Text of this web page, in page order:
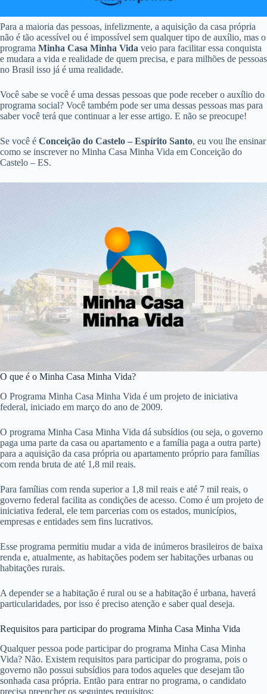
Para a maioria das pessoas, infelizmente, a aquisição da casa própria
não é tão acessível ou é impossível sem qualquer tipo de auxílio, mas o
programa Minha Casa Minha Vida veio para facilitar essa conquista
e mudara a vida e realidade de quem precisa, e para milhões de pessoas
no Brasil isso já é uma realidade.
Você sabe se você é uma dessas pessoas que pode receber o auxílio do
programa social? Você também pode ser uma dessas pessoas mas para
saber você terá que continuar a ler esse artigo. E não se preocupe!
Se você é Conceição do Castelo – Espírito Santo, eu vou lhe ensinar
como se inscrever no Minha Casa Minha Vida em Conceição do
Castelo – ES.
O que é o Minha Casa Minha Vida?
O Programa Minha Casa Minha Vida é um projeto de iniciativa
federal, iniciado em março do ano de 2009.
O programa Minha Casa Minha Vida dá subsídios (ou seja, o governo
paga uma parte da casa ou apartamento e a família paga a outra parte)
para a aquisição da casa própria ou apartamento próprio para famílias
com renda bruta de até 1,8 mil reais.
Para famílias com renda superior a 1,8 mil reais e até 7 mil reais, o
governo federal facilita as condições de acesso. Como é um projeto de
iniciativa federal, ele tem parcerias com os estados, municípios,
empresas e entidades sem fins lucrativos.
Esse programa permitiu mudar a vida de inúmeros brasileiros de baixa
renda e, atualmente, as habitações podem ser habitações urbanas ou
habitações rurais.
A depender se a habitação é rural ou se a habitação é urbana, haverá
particularidades, por isso é preciso atenção e saber qual deseja.
Requisitos para participar do programa Minha Casa Minha Vida
Qualquer pessoa pode participar do programa Minha Casa Minha
Vida? Não. Existem requisitos para participar do programa, pois o
governo não possui subsídios para todos aqueles que desejam tão
sonhada casa própria. Então para entrar no programa, o candidato
precisa preencher os seguintes requisitos: